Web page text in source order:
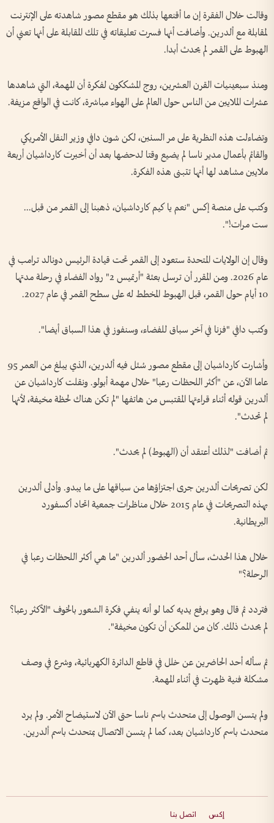
وقالت خلال الفقرة إن ما أقنعها بذلك هو مقطع مصور شاهدته على الإنترنت
لمقابلة مع ألدرين. وأضافت أنها فسرت تعليقاته في تلك المقابلة على أنها تعني أن
الهبوط على القمر لم يحدث أبدا.
ومنذ سبعينيات القرن العشرين، روج المشككون لفكرة أن المهمة، التي شاهدها
عشرات الملايين من الناس حول العالم على الهواء مباشرة، كانت في الواقع مزيفة.
وتضاءلت هذه النظرية على مر السنين، لكن شون دافي وزير النقل الأمريكي
والقائم بأعمال مدير ناسا لم يضيع وقتا لدحضها بعد أن أخبرت كارداشيان أربعة
ملايين مشاهد لها أنها تتبنى هذه الفكرة.
وكتب على منصة إكس "نعم يا كيم كارداشيان، ذهبنا إلى القمر من قبل...
ست مرات!".
وقال إن الولايات المتحدة ستعود إلى القمر تحت قيادة الرئيس دونالد ترامب في
عام 2026. ومن المقرر أن ترسل بعثة "أرتميس 2" رواد الفضاء في رحلة مدتها
10 أيام حول القمر، قبل الهبوط المخطط له على سطح القمر في عام 2027.
وكتب دافي "فزنا في آخر سباق للفضاء، وسنفوز في هذا السباق أيضا".
وأشارت كارداشيان إلى مقطع مصور سُئل فيه ألدرين، الذي يبلغ من العمر 95
عاما الآن، عن "أكثر اللحظات رعبا" خلال مهمة أبولو. ونقلت كارداشيان عن
ألدرين قوله أثناء قراءتها المقتبس من هاتفها "لم تكن هناك لحظة مخيفة، لأنها
لم تحدث".
ثم أضافت "لذلك أعتقد أن (الهبوط) لم يحدث".
لكن تصريحات ألدرين جرى اجتزاؤها من سياقها على ما يبدو. وأدلى ألدرين
بهذه التصريحات في عام 2015 خلال مناظرات جمعية اتحاد أكسفورد
البريطانية.
خلال هذا الحدث، سأل أحد الحضور ألدرين "ما هي أكثر اللحظات رعبا في
الرحلة؟"
فتردد ثم قال وهو يرفع يديه كما لو أنه ينفي فكرة الشعور بالخوف "الأكثر رعبا؟
لم يحدث ذلك. كان من الممكن أن تكون مخيفة".
ثم سأله أحد الحاضرين عن خلل في قاطع الدائرة الكهربائية، وشرع في وصف
مشكلة فنية ظهرت في أثناء المهمة.
ولم يتسن الوصول إلى متحدث باسم ناسا حتى الآن لاستيضاح الأمر. ولم يرد
متحدث باسم كارداشيان بعد، كما لم يتسن الاتصال بمتحدث باسم ألدرين.
إكس اتصل بنا